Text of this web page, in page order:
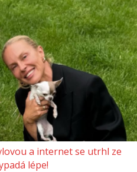
a internet se utrhl ze
lépe!